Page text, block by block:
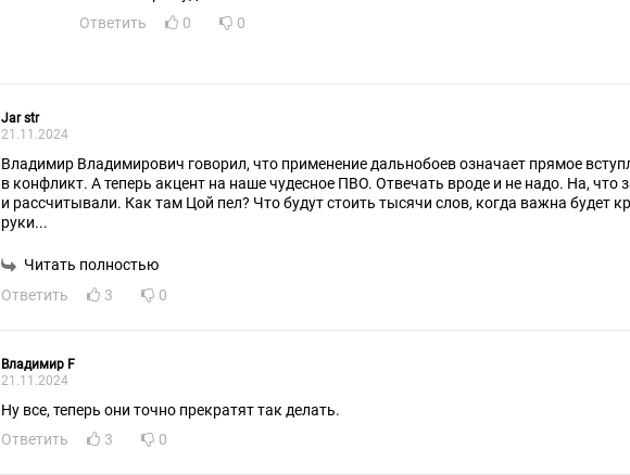
Ответить
0 0
Jar str
21.11.2024
Владимир Владимирович говорил, что применение дальнобоев означает прямое
в конфликт. А теперь акцент на наше чудесное ПВО. Отвечать вроде и не надо. На, что
и рассчитывали. Как там Цой пел? Что будут стоить тысячи слов, когда важна будет
руки...
Читать полностью
Ответить
3 0
Владимир F
21.11.2024
Ну все, теперь они точно прекратят так делать.
Ответить
3 0